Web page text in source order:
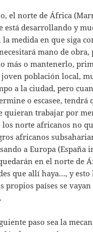
el norte de África
está desarrollando y
medida en que siga
mano de obra,
más o mantenerlo,
joven población local,
a la ciudad, pero
o escasee, tendrá
quieran trabajar por
los norte africanos no
africanos
a Europa (España
en el norte de
que allí haya…, y esto
propios países se
paso sea la